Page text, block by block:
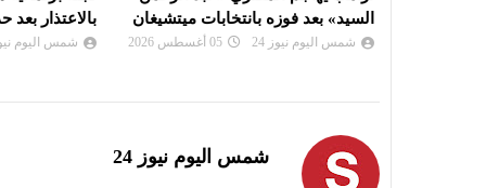
بالاعتذار بعد حذف ميتا فيديو لمودي
شمس اليوم نيوز 24 05 أغسطس 2026
اتفاق على
شمس اليوم نيوز
شمس اليوم نيوز 24